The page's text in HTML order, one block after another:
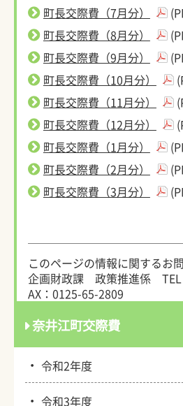
町長交際費（7月分）
町長交際費（8月分）
町長交際費（9月分）
町長交際費（10月分）
町長交際費（11月分）
町長交際費（12月分）
町長交際費（1月分）
町長交際費（2月分）
町長交際費（3月分）
このページの情報に関するお
企画財政課 政策推進係
AX：0125-65-2809
奈井江町交際費
・令和2年度
・令和3年度